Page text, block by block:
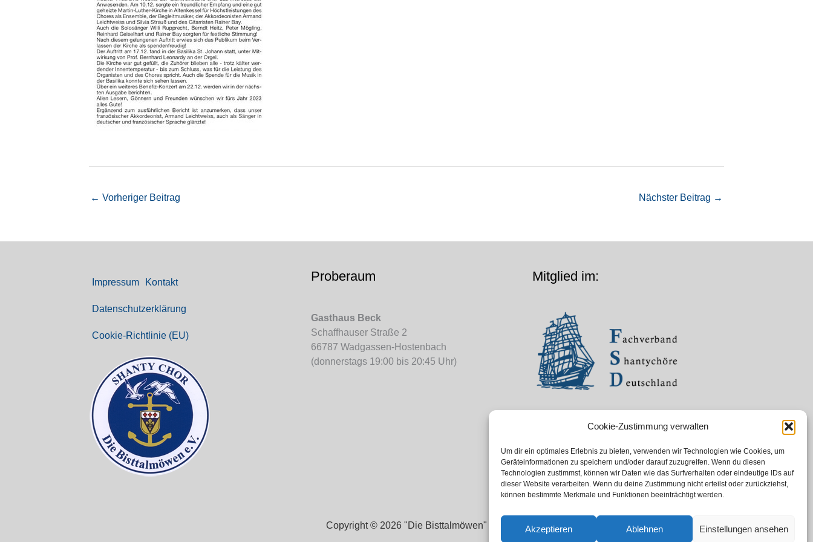
Cookie-Zustimmung verwalten
Um dir ein optimales Erlebnis zu bieten, verwenden wir Technologien wie Cookies, um
Geräteinformationen zu speichern und/oder darauf zuzugreifen. Wenn du diesen
Technologien zustimmst, können wir Daten wie das Surfverhalten oder eindeutige IDs auf
dieser Website verarbeiten. Wenn du deine Zustimmung nicht erteilst oder zurückziehst,
können bestimmte Merkmale und Funktionen beeinträchtigt werden.
Akzeptieren Ablehnen Einstellungen ansehen
← Vorheriger Beitrag Nächster Beitrag →
Impressum Kontakt
Datenschutz­erklärung
Cookie-Richtlinie (EU)
Proberaum
Gasthaus Beck
Schaffhauser Straße 2
66787 Wadgassen-Hostenbach
(donnerstags 19:00 bis 20:45 Uhr)
Mitglied im:
Copyright © 2026 "Die Bisttalmöwen"